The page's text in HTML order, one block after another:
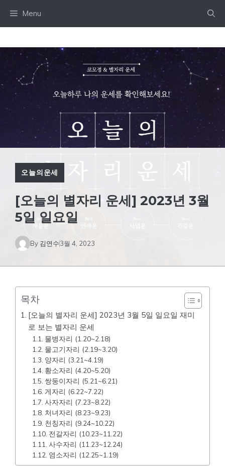
Menu
오늘의운세
[오늘의 별자리 운세] 2023년 3월
5일 일요일
By 김연수3월 4, 2023
목차
[오늘의 별자리 운세] 2023년 3월 5일 일요일 재미
로 보는 별자리 운세
물병자리 (1.20~2.18)
물고기자리 (2.19~3.20)
양자리 (3.21~4.19)
황소자리 (4.20~5.20)
쌍둥이자리 (5.21~6.21)
게자리 (6.22~7.22)
사자자리 (7.23~8.22)
처녀자리 (8.23~9.23)
천칭자리 (9.24~10.22)
전갈자리 (10.23~11.22)
사수자리 (11.23~12.24)
염소자리 (12.25~1.19)